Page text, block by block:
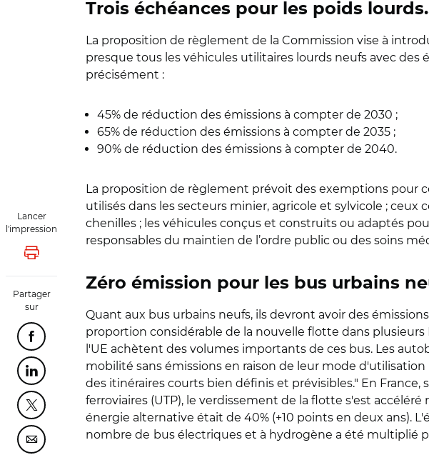
Lancer
l'impression
Lancer l'impression
Partager
sur
Partager cette page sur Facebook
Partager cette page sur Linkedin
Partager cette page sur Twitter
Partager cette page sur Courriel
Trois échéances pour les poids
La proposition de règlement de la Commission vise à
presque tous les véhicules utilitaires lourds neufs avec des
précisément :
45% de réduction des émissions à compter de 2030 ;
65% de réduction des émissions à compter de 2035 ;
90% de réduction des émissions à compter de 2040.
La proposition de règlement prévoit des exemptions pour
utilisés dans les secteurs minier, agricole et sylvicole ;
chenilles ; les véhicules conçus et construits ou adaptés
responsables du maintien de l’ordre public ou des soins
Zéro émission pour les bus urbains
Quant aux bus urbains neufs, ils devront avoir des
proportion considérable de la nouvelle flotte dans
l'UE achètent des volumes importants de ces bus. Les
mobilité sans émissions en raison de leur mode
des itinéraires courts bien définis et prévisibles." En France,
ferroviaires (UTP), le verdissement de la flotte s'est accéléré
énergie alternative était de 40% (+10 points en deux ans).
nombre de bus électriques et à hydrogène a été multiplié